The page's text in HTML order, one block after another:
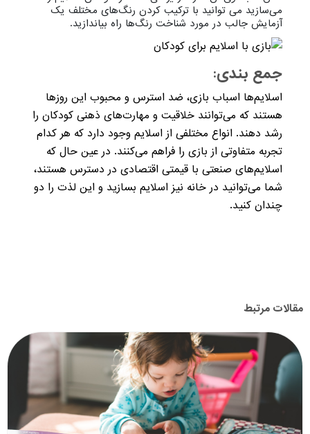
می‌سازید می توانید با ترکیب کردن رنگ‌های مختلف یک
آزمایش جالب در مورد شناخت رنگ‌ها راه بیاندازید.
جمع بندی:
اسلایم‌ها اسباب بازی‌، ضد استرس و محبوب این روزها
هستند که می‌توانند خلاقیت و مهارت‌های ذهنی کودکان را
رشد دهند. انواع مختلفی از اسلایم وجود دارد که هر کدام
تجربه متفاوتی از بازی را فراهم می‌کنند. در عین حال که
اسلایم‌های صنعتی با قیمتی اقتصادی در دسترس هستند،
شما می‌توانید در خانه نیز اسلایم بسازید و این لذت را دو
چندان کنید.
مقالات مرتبط